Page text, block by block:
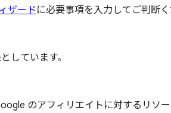
ザード に必要事項を入力してご判断く
しています。
のアフィリエイトに対するリソ